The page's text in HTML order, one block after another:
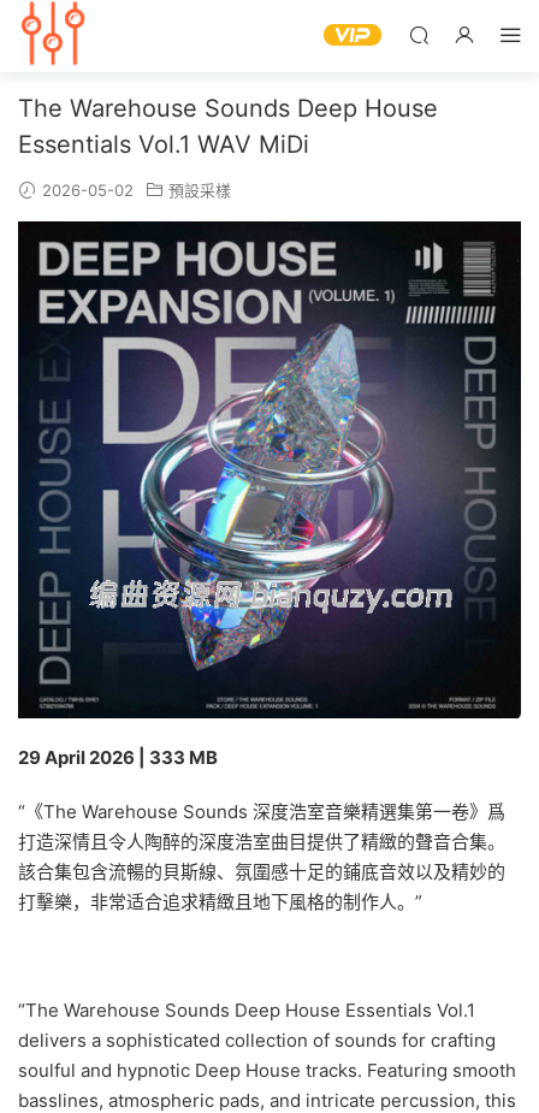
The Warehouse Sounds Deep House
Essentials Vol.1 WAV MiDi
2026-05-02 預設采樣
29 April 2026 | 333 MB
“《The Warehouse Sounds 深度浩室音樂精選集第一卷》爲
打造深情且令人陶醉的深度浩室曲目提供了精緻的聲音合集。
該合集包含流暢的貝斯線、氛圍感十足的鋪底音效以及精妙的
打擊樂，非常适合追求精緻且地下風格的制作人。”
“The Warehouse Sounds Deep House Essentials Vol.1
delivers a sophisticated collection of sounds for crafting
soulful and hypnotic Deep House tracks. Featuring smooth
basslines, atmospheric pads, and intricate percussion, this